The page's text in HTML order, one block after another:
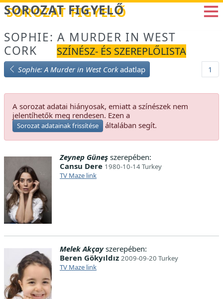
Betöltés...
SOROZAT FIGYELŐ
SOPHIE: A MURDER IN WEST
CORK
SZÍNÉSZ- ÉS SZEREPLŐLISTA
Sophie: A Murder in West Corkadatlap 1
A sorozat adatai hiányosak, emiatt a színészek nem
jelentíhetők meg rendesen. Ezen a
Sorozat adatainak frissítése általában segít.
Zeynep Güneş szerepében:
Cansu Dere 1980-10-14 Turkey
TV Maze link
Melek Akçayszerepében:
Beren Gökyıldız 2009-09-20 Turkey
TV Maze link